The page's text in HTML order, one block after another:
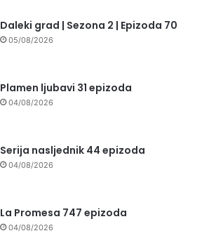
Daleki grad | Sezona 2 | Epizoda 70
05/08/2026
Plamen ljubavi 31 epizoda
04/08/2026
Serija nasljednik 44 epizoda
04/08/2026
La Promesa 747 epizoda
04/08/2026